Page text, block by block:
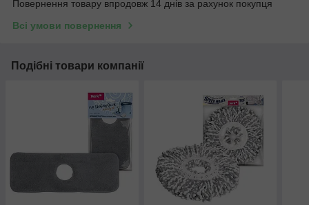
Повернення товару впродовж 14 днів за рахунок покупця
Всі умови повернення
Подібні товари компанії